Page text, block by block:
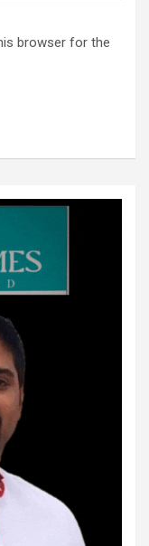
browser for the